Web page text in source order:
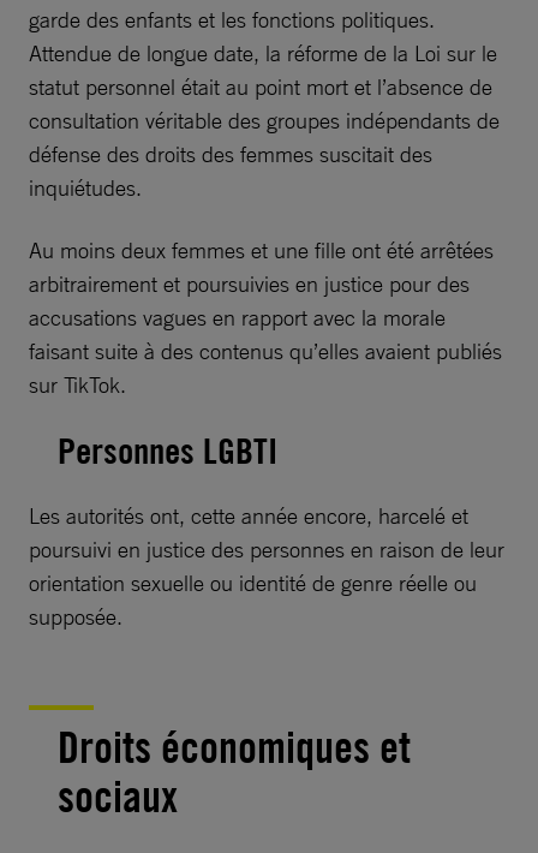
garde des enfants et les fonctions politiques.
Attendue de longue date, la réforme de la Loi sur le
statut personnel était au point mort et l’absence de
consultation véritable des groupes indépendants de
défense des droits des femmes suscitait des
inquiétudes.
Au moins deux femmes et une fille ont été arrêtées
arbitrairement et poursuivies en justice pour des
accusations vagues en rapport avec la morale
faisant suite à des contenus qu’elles avaient publiés
sur TikTok.
Personnes LGBTI
Les autorités ont, cette année encore, harcelé et
poursuivi en justice des personnes en raison de leur
orientation sexuelle ou identité de genre réelle ou
supposée.
Droits économiques et
sociaux